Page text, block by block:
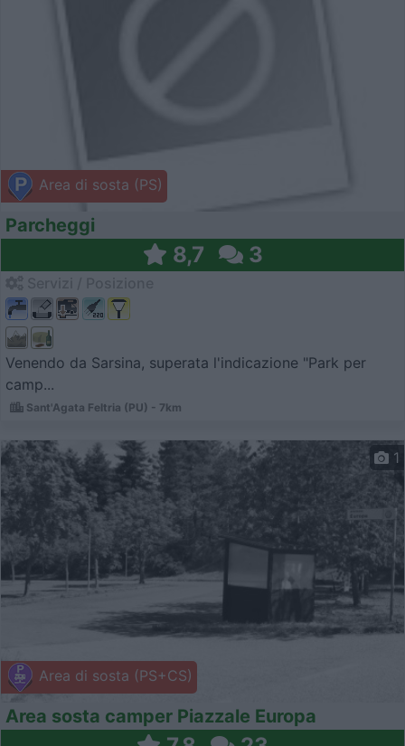
Area di sosta (PS)
Parcheggi
8,7 3
Venendo da Sarsina, superata l'indicazione "Park per
camp...
Sant'Agata Feltria (PU) - 7km
Area di sosta (PS+CS)
1
Area sosta camper Piazzale Europa